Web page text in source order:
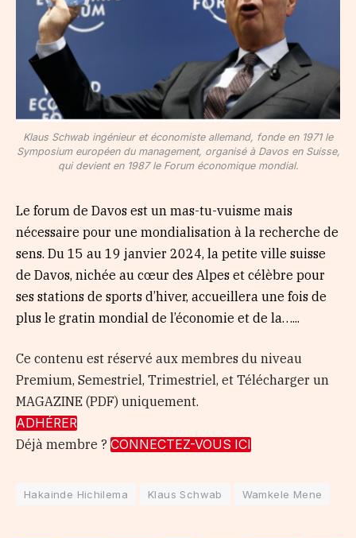
Klaus Schwab ingénieur et économiste allemand, fonde en 1971 le
Symposium européen du management, organisé à Davos en Suisse,
qui devient en 1987 le Forum économique mondial.
Le forum de Davos est un mas-tu-vuisme mais
nécessaire pour une mondialisation à la recherche de
sens. Du 15 au 19 janvier 2024, la petite ville suisse
de Davos, nichée au cœur des Alpes et célèbre pour
ses stations de sports d’hiver, accueillera une fois de
plus le gratin mondial de l’économie et de la…...
Ce contenu est réservé aux membres du niveau
Premium, Semestriel, Trimestriel, et Télécharger un
MAGAZINE (PDF) uniquement.
ADHÉRER
Déjà membre ? CONNECTEZ-VOUS ICI
Hakainde Hichilema Klaus Schwab Wamkele Mene